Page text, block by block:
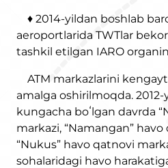
♦ 2014-yildan boshlab
aeroportlarida TWTlar
tashkil etilgan IARO
ATM markazlarini
amalga oshirilmoqda.
kungacha boʻlgan davrda
markazi, “Namangan”
“Nukus” havo qatnovi
sohalaridagi havo